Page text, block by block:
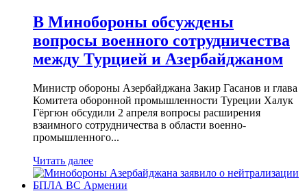
В Минобороны обсуждены
вопросы военного сотрудничества
между Турцией и Азербайджаном
Министр обороны Азербайджана Закир Гасанов и глава
Комитета оборонной промышленности Туреции Халук
Гёргюн обсудили 2 апреля вопросы расширения
взаимного сотрудничества в области военно-
промышленного...
Читать далее